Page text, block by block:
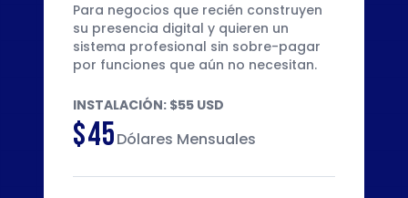
Para negocios que recién construyen
su presencia digital y quieren un
sistema profesional sin sobre-pagar
por funciones que aún no necesitan.
INSTALACIÓN: $55 USD
$45Dólares Mensuales